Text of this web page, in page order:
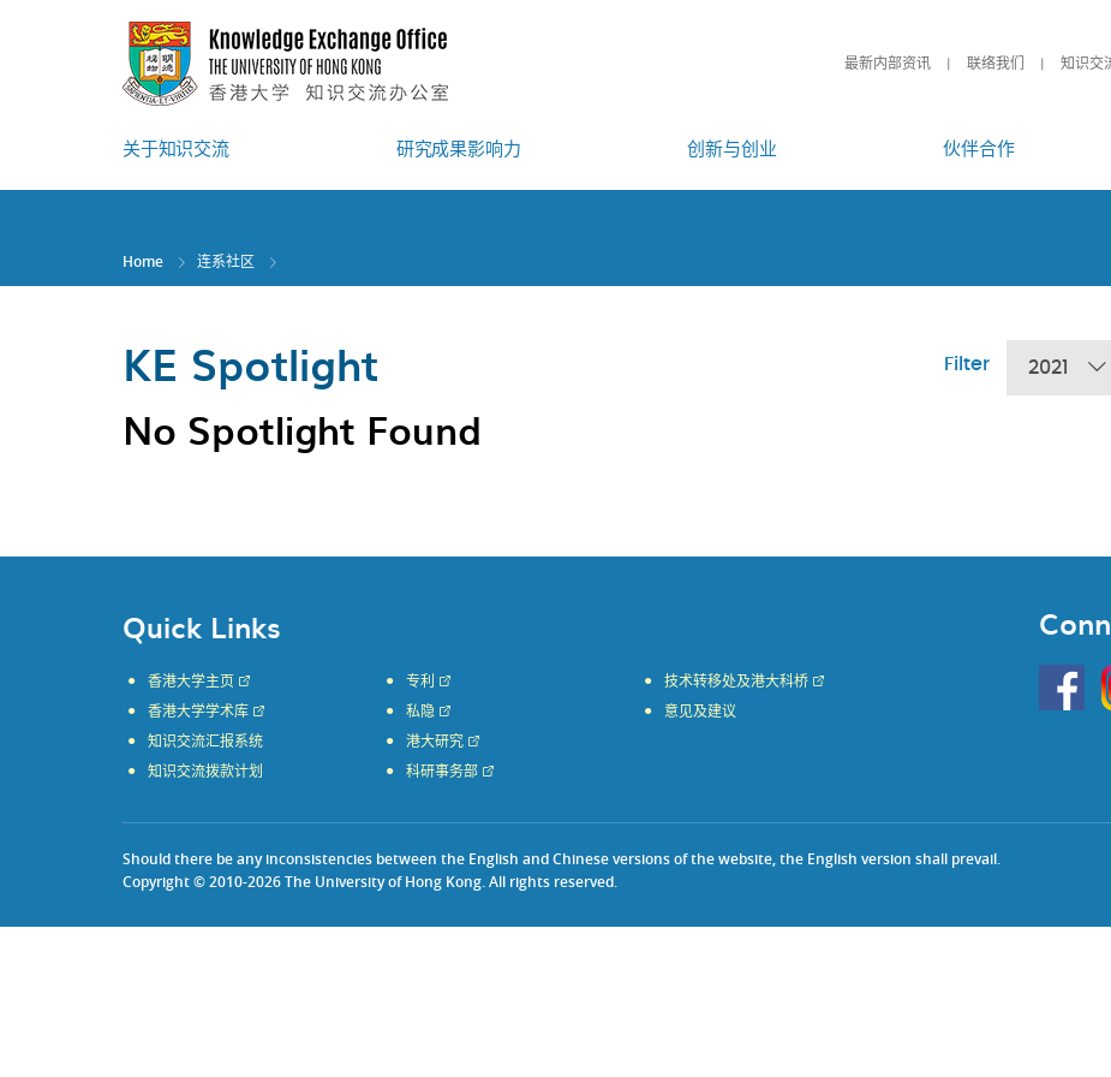
最新内部资讯 联络我们 知识交
关于知识交流 研究成果影响力 创新与创业 伙伴合作
Home 连系社区
KE Spotlight Filter 2021
No Spotlight Found
Quick Links
香港大学主页
香港大学学术库
知识交流汇报系统
知识交流拨款计划
专利
私隐
港大研究
科研事务部
技术转移处及港大科桥
意见及建议
HKU
Should there be any inconsistencies between the English and Chinese versions of the website, the English version shall prevail.
Copyright © 2010-2026 The University of Hong Kong. All rights reserved.